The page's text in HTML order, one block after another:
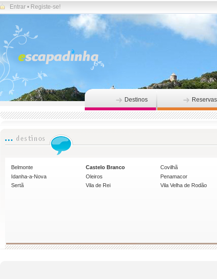
Entrar • Registe-se!
Destinos Reservas
Belmonte Castelo Branco
Covilhã
Idanha-a-Nova
Oleiros
Penamacor
Sertã
Vila de Rei Vila Velha de Rodão